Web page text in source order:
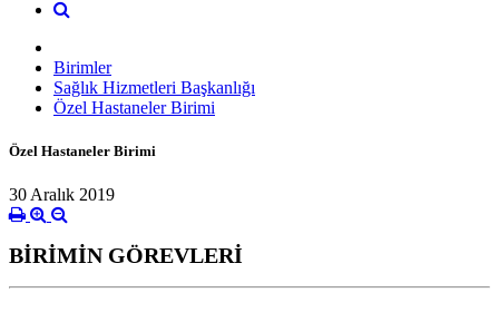
Birimler
Sağlık Hizmetleri Başkanlığı
Özel Hastaneler Birimi
Özel Hastaneler Birimi
30 Aralık 2019
BİRİMİN GÖREVLERİ